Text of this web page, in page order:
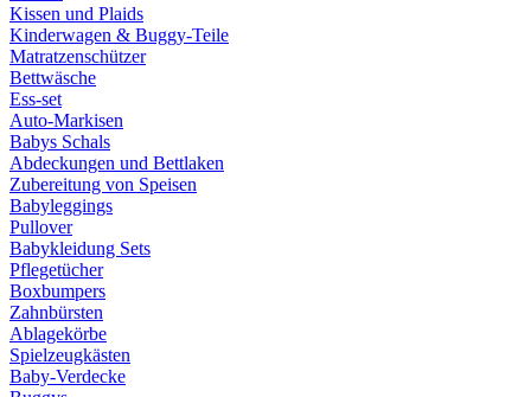
Kissen und Plaids
Kinderwagen & Buggy-Teile
Matratzenschützer
Bettwäsche
Ess-set
Auto-Markisen
Babys Schals
Abdeckungen und Bettlaken
Zubereitung von Speisen
Babyleggings
Pullover
Babykleidung Sets
Pflegetücher
Boxbumpers
Zahnbürsten
Ablagekörbe
Spielzeugkästen
Baby-Verdecke